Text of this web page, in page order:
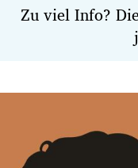
Zu viel Info?